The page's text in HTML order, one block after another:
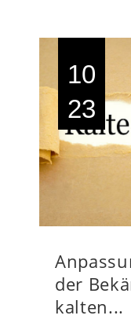
10
23
der
kalten...